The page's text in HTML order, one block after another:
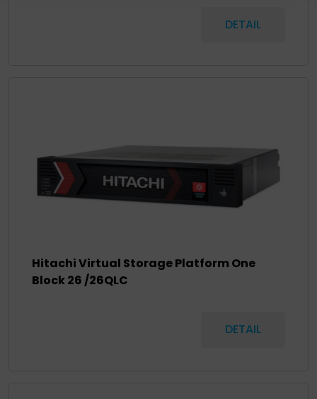
DETAIL
Hitachi Virtual Storage Platform One
Block 26 /26QLC
DETAIL